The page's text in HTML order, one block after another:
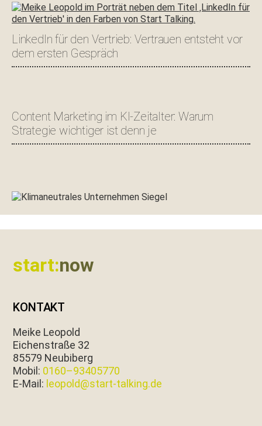
LinkedIn für den Vertrieb: Vertrauen entsteht vor
dem ersten Gespräch
Content Marketing im KI-Zeitalter: Warum
Strategie wichtiger ist denn je
start:now
KONTAKT
Meike Leopold
Eichen­straße 32
85579 Neubiberg
Mobil: 0160–93405770
E‑Mail: leopold@start-talking.de